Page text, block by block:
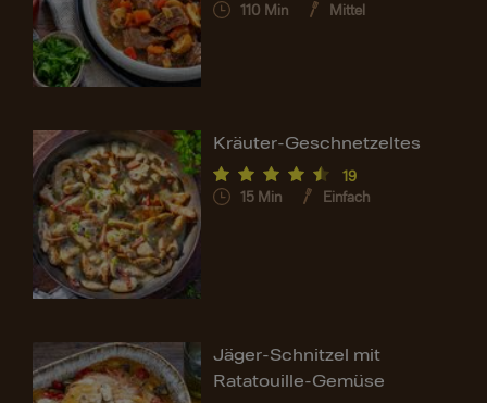
110 Min Mittel
Kräuter-Geschnetzeltes
19
15 Min Einfach
Jäger-Schnitzel mit
Ratatouille-Gemüse